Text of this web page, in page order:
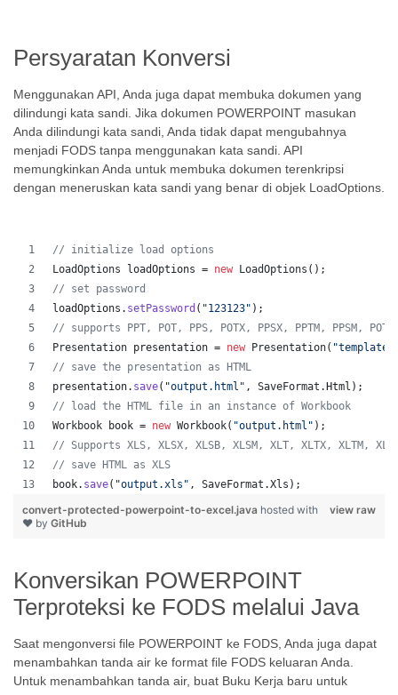
Persyaratan Konversi
Menggunakan API, Anda juga dapat membuka dokumen yang
dilindungi kata sandi. Jika dokumen POWERPOINT masukan
Anda dilindungi kata sandi, Anda tidak dapat mengubahnya
menjadi FODS tanpa menggunakan kata sandi. API
memungkinkan Anda untuk membuka dokumen terenkripsi
dengan meneruskan kata sandi yang benar di objek LoadOptions.
// initialize load options
LoadOptions
loadOptions = new LoadOptions ();
// set password
loadOptions . setPassword ( "123123" );
// supports PPT, POT, PPS, POTX, PPSX, PPTM, PPSM,
Presentation presentation = new Presentation(
// save the presentation as HTML
presentation. save( "output.html" , SaveFormat . Html );
// load the HTML file in an instance of Workbook
Workbook
book = new Workbook( "output.html" );
// Supports XLS, XLSX, XLSB, XLSM, XLT, XLTX, XLTM,
// save HTML as XLS
book. save( "output.xls" , SaveFormat .Xls );
view raw
convert-protected-powerpoint-to-excel.java hosted with
❤ by GitHub
Konversikan POWERPOINT
Terproteksi ke FODS melalui Java
Saat mengonversi file POWERPOINT ke FODS, Anda juga dapat
menambahkan tanda air ke format file FODS keluaran Anda.
Untuk menambahkan tanda air, buat Buku Kerja baru untuk